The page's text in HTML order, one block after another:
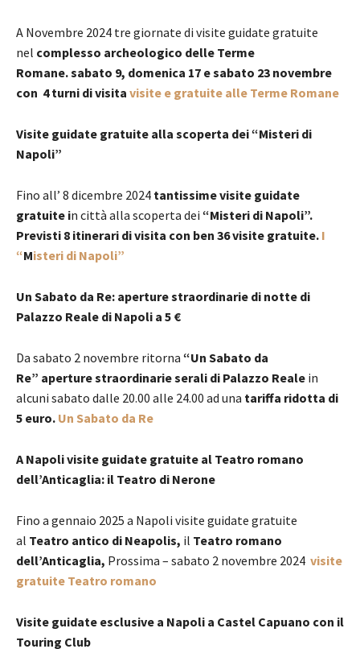
A Novembre 2024 tre giornate di visite guidate gratuite
nel complesso archeologico delle Terme
Romane. sabato 9, domenica 17 e sabato 23 novembre
con 4 turni di visita visite e gratuite alle Terme Romane
Visite guidate gratuite alla scoperta dei “Misteri di
Napoli”
Fino all’ 8 dicembre 2024 tantissime visite guidate
gratuite in città alla scoperta dei “Misteri di Napoli”.
Previsti 8 itinerari di visita con ben 36 visite gratuite. I
“Misteri di Napoli”
Un Sabato da Re: aperture straordinarie di notte di
Palazzo Reale di Napoli a 5 €
Da sabato 2 novembre ritorna “Un Sabato da
Re” aperture straordinarie serali di Palazzo Reale in
alcuni sabato dalle 20.00 alle 24.00 ad una tariffa ridotta di
5 euro. Un Sabato da Re
A Napoli visite guidate gratuite al Teatro romano
dell’Anticaglia: il Teatro di Nerone
Fino a gennaio 2025 a Napoli visite guidate gratuite
al Teatro antico di Neapolis, il Teatro romano
dell’Anticaglia, Prossima – sabato 2 novembre 2024 visite
gratuite Teatro romano
Visite guidate esclusive a Napoli a Castel Capuano con il
Touring Club